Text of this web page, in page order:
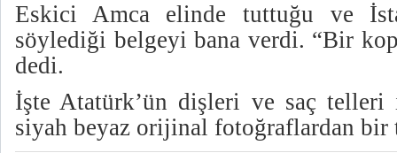
Eskici Amca elinde tuttuğu ve
söylediği belgeyi bana verdi. “Bir
dedi.
İşte Atatürk’ün dişleri ve saç
siyah beyaz orijinal fotoğraflardan bir